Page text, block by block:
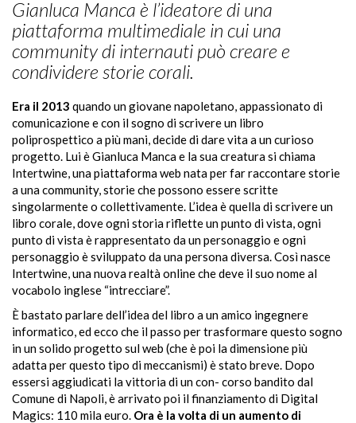
Gianluca Manca è l’ideatore di una
piattaforma multimediale in cui una
community di internauti può creare e
condividere storie corali.
Era il 2013 quando un giovane napoletano, appassionato di
comunicazione e con il sogno di scrivere un libro
poliprospettico a più mani, decide di dare vita a un curioso
progetto. Lui è Gianluca Manca e la sua creatura si chiama
Intertwine, una piattaforma web nata per far raccontare storie
a una community, storie che possono essere scritte
singolarmente o collettivamente. L’idea è quella di scrivere un
libro corale, dove ogni storia riflette un punto di vista, ogni
punto di vista è rappresentato da un personaggio e ogni
personaggio è sviluppato da una persona diversa. Così nasce
Intertwine, una nuova realtà online che deve il suo nome al
vocabolo inglese “intrecciare”.
È bastato parlare dell’idea del libro a un amico ingegnere
informatico, ed ecco che il passo per trasformare questo sogno
in un solido progetto sul web (che è poi la dimensione più
adatta per questo tipo di meccanismi) è stato breve. Dopo
essersi aggiudicati la vittoria di un con- corso bandito dal
Comune di Napoli, è arrivato poi il finanziamento di Digital
Magics: 110 mila euro. Ora è la volta di un aumento di